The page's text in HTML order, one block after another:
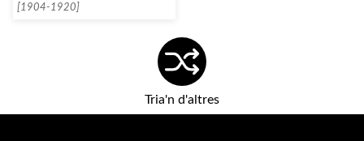
[1904-1920]
Tria'n d'altres